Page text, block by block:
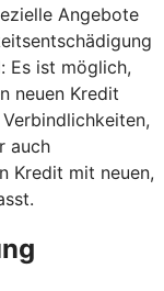
Angebote
Es ist möglich,
neuen Kredit
auch
Kredit mit neuen,